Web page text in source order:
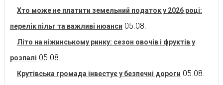
Хто може не платити земельний податок у 2026 році:
перелік пільг та важливі нюанси 05.08.
Літо на ніжинському ринку: сезон овочів і фруктів у
розпалі 05.08.
Крутівська громада інвестує у безпечні дороги 05.08.